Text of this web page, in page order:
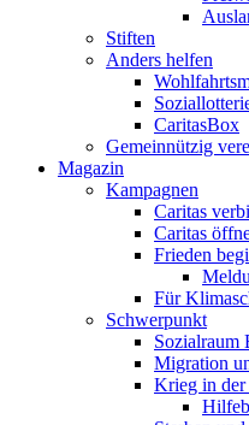
Stiften
Anders helfen
CaritasBox
Gemeinnützig
Magazin
Kampagnen
Caritas
Caritas
Frieden
Für
Schwerpunkt
Sozialraum
Migration
Krieg in